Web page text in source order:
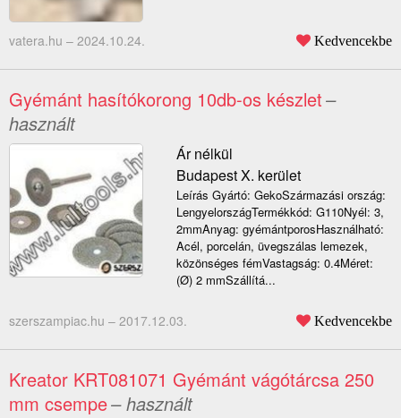
vatera.hu – 2024.10.24. Kedvencekbe
Gyémánt hasítókorong 10db-os készlet–
használt
Ár nélkül
Budapest X. kerület
Leírás Gyártó: GekoSzármazási ország:
LengyelországTermékkód: G110Nyél: 3,
2mmAnyag: gyémántporosHasználható:
Acél, porcelán, üvegszálas lemezek,
közönséges fémVastagság: 0.4Méret:
(Ø) 2 mmSzállítá...
szerszampiac.hu – 2017.12.03. Kedvencekbe
Kreator KRT081071 Gyémánt vágótárcsa 250
mm csempe– használt